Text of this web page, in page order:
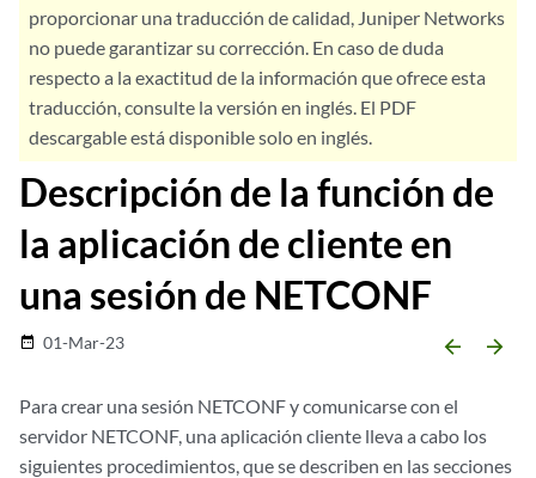
proporcionar una traducción de calidad, Juniper Networks
no puede garantizar su corrección. En caso de duda
respecto a la exactitud de la información que ofrece esta
traducción, consulte la versión en inglés. El PDF
descargable está disponible solo en inglés.
Descripción de la función de
la aplicación de cliente en
una sesión de NETCONF
date_range 01-Mar-23 arrow_backward arrow_forward
Para crear una sesión NETCONF y comunicarse con el
servidor NETCONF, una aplicación cliente lleva a cabo los
siguientes procedimientos, que se describen en las secciones